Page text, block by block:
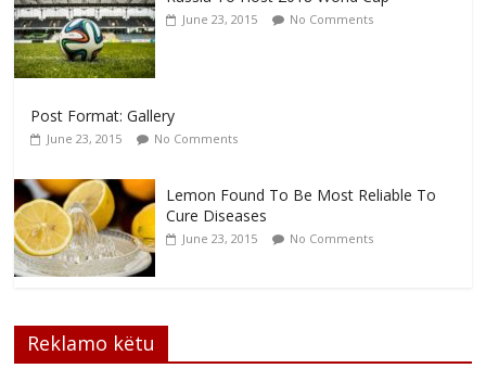
June 23, 2015 No Comments
Post Format: Gallery
June 23, 2015 No Comments
Lemon Found To Be Most Reliable To
Cure Diseases
June 23, 2015 No Comments
Reklamo këtu